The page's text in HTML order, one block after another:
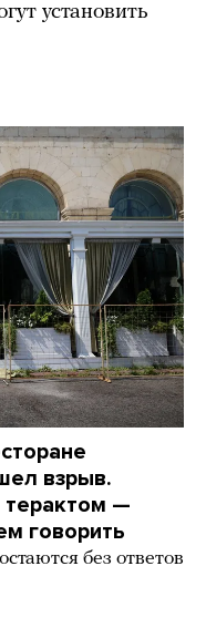
установить
взрыв.
терактом —
говорить
без ответов